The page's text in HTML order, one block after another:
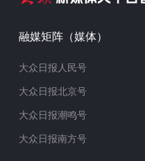
融媒矩阵（媒体）
大众日报人民号
大众日报北京号
大众日报潮鸣号
大众日报南方号